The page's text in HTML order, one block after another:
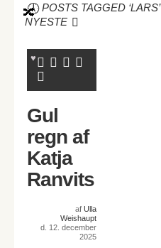
POSTS TAGGED ‘LARS’
NYESTE
Gul
regn af
Katja
Ranvits
af Ulla
Weishaupt
d. 12. december
2025